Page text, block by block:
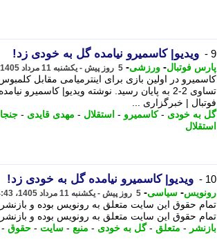
9 - ویدیو| کاسمیرو نیامده گل به خودی زد!
پارس فوتبال- ورزشی- 5 روز پیش - یکشنبه 11 مرداد 1405، 14:52
کاسمیرو در اولین بازی برای اینترمیامی مقابل
تساوی 2-2 به پایان رسید. نوشته ویدیو|
فوتبال | خبرگزاری ...
گل به خودی -کاسمیرو - استقلال - مهدی قایدی -
استقلال
10 - ویدیو| کاسمیرو نیامده گل به خودی زد!
رونویس- سیاسی- 5 روز پیش - یکشنبه 11 مرداد 1405، 14:43
تمام حقوق این سایت متعلق به رونویس بوده و
تمام حقوق این سایت متعلق به رونویس بوده و
بازنشر - متعلق -گل به خودی - منبع - سایت - حقوق -